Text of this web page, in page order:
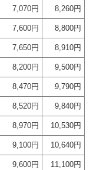
7,070円 8,260円
7,600円 8,800円
7,650円 8,910円
8,200円 9,500円
8,470円 9,790円
8,520円 9,840円
8,970円 10,530円
9,100円 10,640円
9,600円 11,100円